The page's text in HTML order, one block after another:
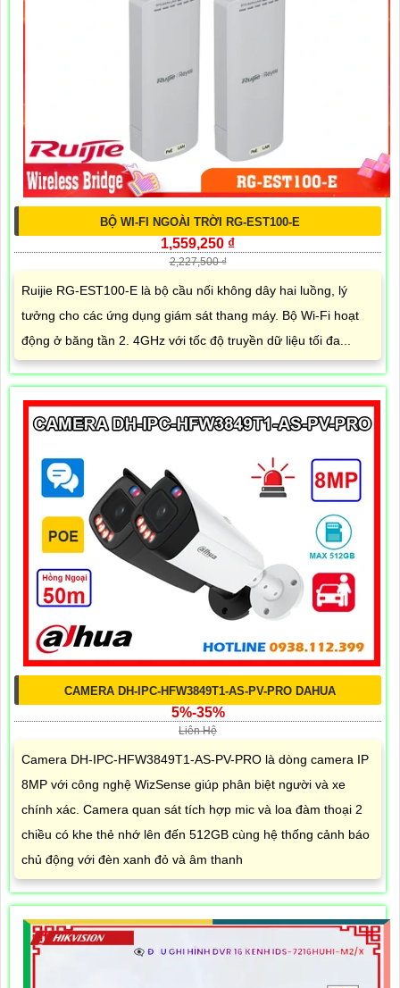
BỘ WI-FI NGOÀI TRỜI RG-EST100-E
1,559,250 ₫
2,227,500 ₫
Ruijie RG-EST100-E là bộ cầu nối không dây hai luồng, lý
tưởng cho các ứng dụng giám sát thang máy. Bộ Wi-Fi hoạt
động ở băng tần 2. 4GHz với tốc độ truyền dữ liệu tối đa...
CAMERA DH-IPC-HFW3849T1-AS-PV-PRO DAHUA
5%-35%
Liên Hệ
Camera DH-IPC-HFW3849T1-AS-PV-PRO là dòng camera IP
8MP với công nghệ WizSense giúp phân biệt người và xe
chính xác. Camera quan sát tích hợp mic và loa đàm thoại 2
chiều có khe thẻ nhớ lên đến 512GB cùng hệ thống cảnh báo
chủ động với đèn xanh đỏ và âm thanh